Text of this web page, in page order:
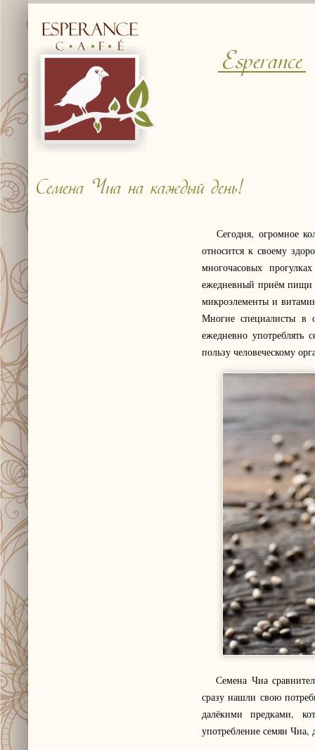
Esperance
Семена Чиа на каждый день!
Сегодня, огромное
относится к своему
многочасовых
ежедневный приём пищи
микроэлементы и
Многие специалисты в
ежедневно
пользу человеческому
Семена Чиа
сразу нашли свою
далёкими предками,
употребление семян